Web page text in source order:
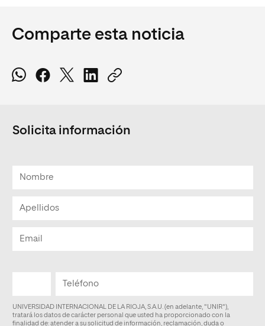
Comparte esta noticia
Solicita información